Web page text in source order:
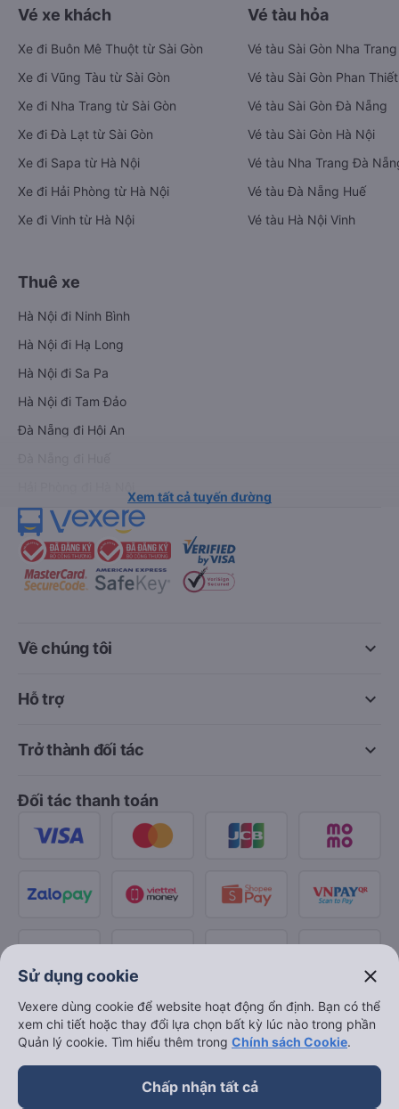
Vé xe khách
Xe đi Buôn Mê Thuột từ Sài Gòn
Xe đi Vũng Tàu từ Sài Gòn
Xe đi Nha Trang từ Sài Gòn
Xe đi Đà Lạt từ Sài Gòn
Xe đi Sapa từ Hà Nội
Xe đi Hải Phòng từ Hà Nội
Xe đi Vinh từ Hà Nội
Vé tàu hỏa
Vé tàu Sài Gòn Nha Trang
Vé tàu Sài Gòn Phan Thiết
Vé tàu Sài Gòn Đà Nẵng
Vé tàu Sài Gòn Hà Nội
Vé tàu Nha Trang Đà
Vé tàu Đà Nẵng Huế
Vé tàu Hà Nội Vinh
Thuê xe
Hà Nội đi Ninh Bình
Hà Nội đi Hạ Long
Hà Nội đi Sa Pa
Hà Nội đi Tam Đảo
Đà Nẵng đi Hội An
Xem tất cả tuyến đường
keyboard_arrow_down
Về chúng tôi
keyboard_arrow_down
Hỗ trợ
keyboard_arrow_down
Trở thành đối tác
Đối tác thanh toán
Sử dụng cookie close
Vexere dùng cookie để website hoạt động ổn định. Bạn có thể
xem chi tiết hoặc thay đổi lựa chọn bất kỳ lúc nào trong phần
Quản lý cookie. Tìm hiểu thêm trong Chính sách Cookie.
Chấp nhận tất cả